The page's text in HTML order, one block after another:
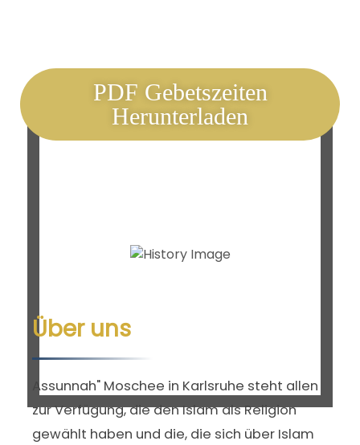
PDF Gebetszeiten
Herunterladen
Über uns
Assunnah" Moschee in Karlsruhe steht allen
zur Verfügung, die den Islam als Religion
gewählt haben und die, die sich über Islam